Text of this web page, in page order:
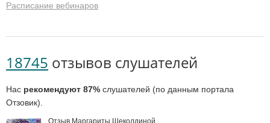
Расписание вебинаров
18745 отзывов слушателей
Нас рекомендуют 87% слушателей (по данным портала
Отзовик).